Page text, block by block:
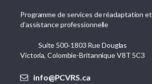
Programme de services de réadaptation et
d’assistance professionnelle
Suite 500‑1803 Rue Douglas
Victoria, Colombie-Britannique V8T 5C3
info@PCVRS.ca